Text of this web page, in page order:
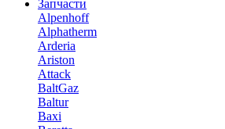
Запчасти
Alpenhoff
Alphatherm
Arderia
Ariston
Attack
BaltGaz
Baltur
Baxi